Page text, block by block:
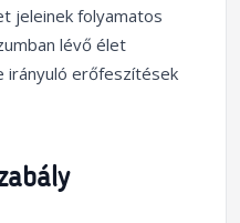
jeleinek folyamatos
lévő élet
erőfeszítések